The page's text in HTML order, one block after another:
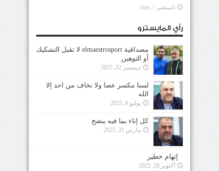
أغسطس 7, 2026
رأي المايسترو
مصداقية elmaestrosport لا تقبل التشكيك
أو التوهين
ديسمبر 22, 2025
لسنا مكسر عصا ولا نخاف من احد إلا
الله
يوليو 6, 2025
كل إناء بما فيه ينضح
مارس 31, 2025
إتهام خطير
أكتوبر 28, 2022